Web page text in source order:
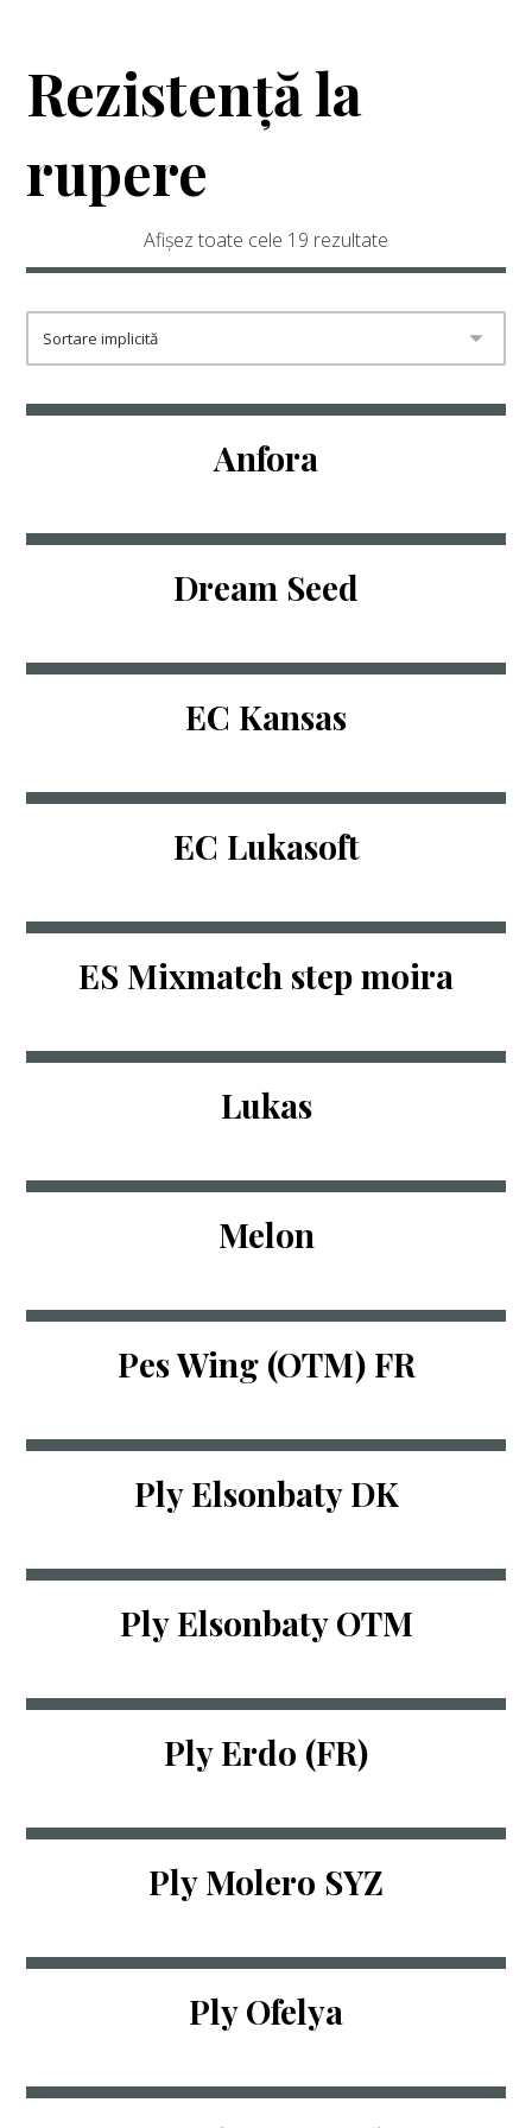
Rezistență la
rupere
Afișez toate cele 19 rezultate
Anfora
Dream Seed
EC Kansas
EC Lukasoft
ES Mixmatch step moira
Lukas
Melon
Pes Wing (OTM) FR
Ply Elsonbaty DK
Ply Elsonbaty OTM
Ply Erdo (FR)
Ply Molero SYZ
Ply Ofelya